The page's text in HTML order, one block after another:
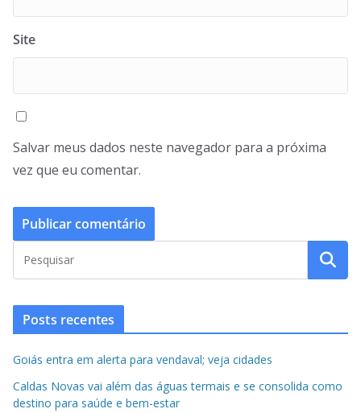
Site
Salvar meus dados neste navegador para a próxima
vez que eu comentar.
Posts recentes
Goiás entra em alerta para vendaval; veja cidades
Caldas Novas vai além das águas termais e se consolida como
destino para saúde e bem-estar